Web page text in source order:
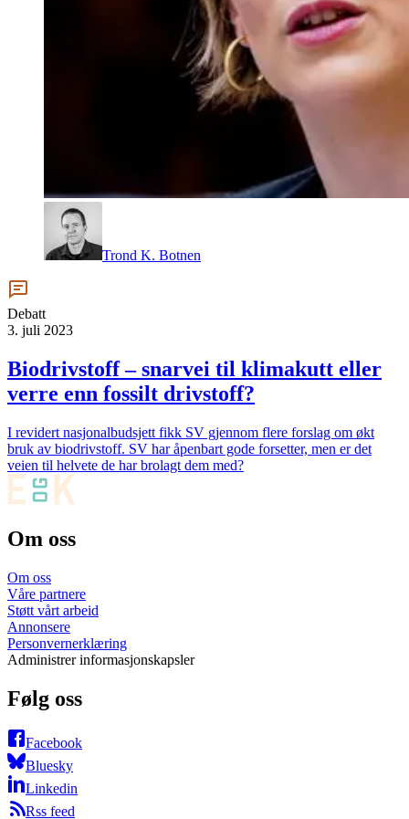
Trond K. Botnen
Debatt
3. juli 2023
Biodrivstoff – snarvei til klimakutt eller
verre enn fossilt drivstoff?
I revidert nasjonalbudsjett fikk SV gjennom flere forslag om økt
bruk av biodrivstoff. SV har åpenbart gode forsetter, men er det
veien til helvete de har brolagt dem med?
Om oss
Om oss
Våre partnere
Støtt vårt arbeid
Annonsere
Personvernerklæring
Administrer informasjonskapsler
Følg oss
Facebook
Bluesky
Linkedin
Rss feed